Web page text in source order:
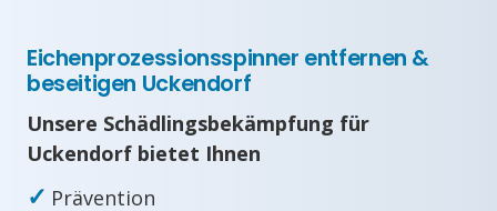
Eichenprozessionsspinner entfernen &
beseitigen Uckendorf
Unsere Schädlingsbekämpfung für
Uckendorf bietet Ihnen
✓ Prävention